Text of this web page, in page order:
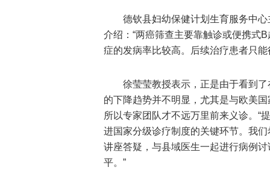
德钦县妇幼保健计划生育服务中
介绍：“两癌筛查主要靠触诊或便携式
症的发病率比较高。后续治疗患者只
徐莹莹教授表示，正是由于看到
的下降趋势并不明显，尤其是与欧美
所以专家团队才不远万里前来义诊。“
进国家分级诊疗制度的关键环节。我
讲座答疑，与县域医生一起进行病例
平。”